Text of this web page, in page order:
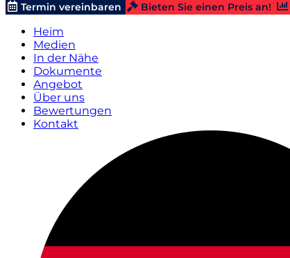
Termin vereinbaren
Bieten Sie einen Preis an!
Heim
Medien
In der Nähe
Dokumente
Angebot
Über uns
Bewertungen
Kontakt